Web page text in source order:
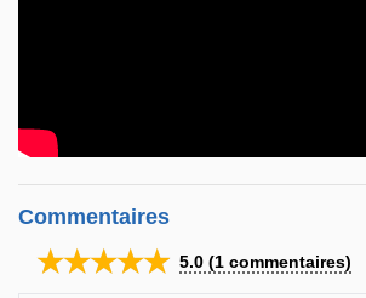
Commentaires
★★★★★ 5.0 (1 commentaires)